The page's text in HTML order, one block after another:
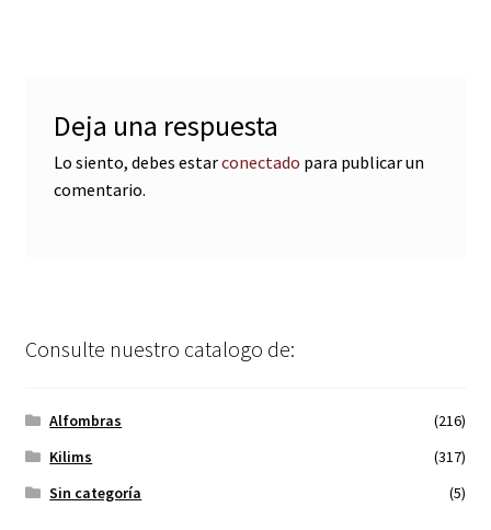
Deja una respuesta
Lo siento, debes estarconectado para publicar un
comentario.
Consulte nuestro catalogo de:
Alfombras
(216)
Kilims
(317)
Sin categoría
(5)